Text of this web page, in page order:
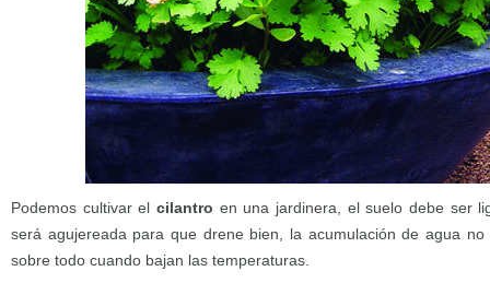
Podemos cultivar el cilantro en una jardinera, el suelo debe ser
será agujereada para que drene bien, la acumulación de agua
sobre todo cuando bajan las temperaturas.